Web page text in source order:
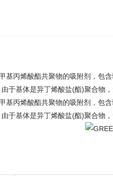
基丙烯酸酯共聚物的吸附剂，包
于基体是异丁烯酸盐(酯)聚合物
基丙烯酸酯共聚物的吸附剂，包
于基体是异丁烯酸盐(酯)聚合物